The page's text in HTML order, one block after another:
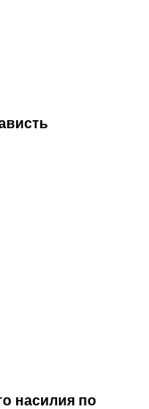
насилия по